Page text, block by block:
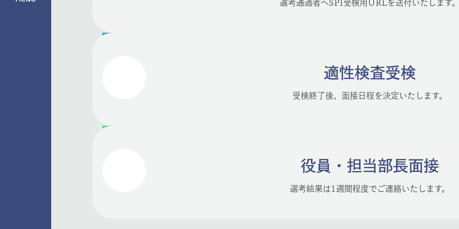
適性検査受検
受検終了後、面接日程を決定いたします。
役員・担当部長面接
選考結果は1週間程度でご連絡いたします。